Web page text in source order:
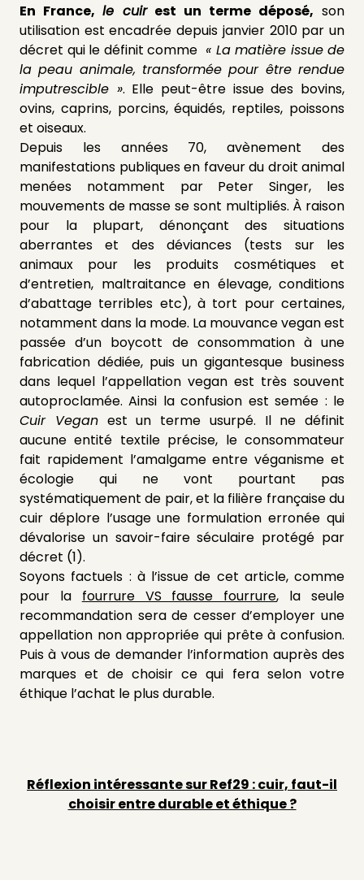
En France, le cuirest un terme déposé, son
utilisation est encadrée depuis janvier 2010 par un
décret qui le définit comme « La matière issue de
la peau animale, transformée pour être rendue
imputrescible ». Elle peut-être issue des bovins,
ovins, caprins, porcins, équidés, reptiles, poissons
et oiseaux.
Depuis les années 70, avènement des
manifestations publiques en faveur du droit animal
menées notamment par Peter Singer, les
mouvements de masse se sont multipliés. À raison
pour la plupart, dénonçant des situations
aberrantes et des déviances (tests sur les
animaux pour les produits cosmétiques et
d’entretien, maltraitance en élevage, conditions
d’abattage terribles etc), à tort pour certaines,
notamment dans la mode. La mouvance vegan est
passée d’un boycott de consommation à une
fabrication dédiée, puis un gigantesque business
dans lequel l’appellation vegan est très souvent
autoproclamée. Ainsi la confusion est semée : le
Cuir Veganest un terme usurpé. Il ne définit
aucune entité textile précise, le consommateur
fait rapidement l’amalgame entre véganisme et
écologie qui ne vont pourtant pas
systématiquement de pair, et la filière française du
cuir déplore l’usage une formulation erronée qui
dévalorise un savoir-faire séculaire protégé par
décret (1).
Soyons factuels : à l’issue de cet article, comme
pour la fourrure VS fausse fourrure, la seule
recommandation sera de cesser d’employer une
appellation non appropriée qui prête à confusion.
Puis à vous de demander l’information auprès des
marques et de choisir ce qui fera selon votre
éthique l’achat le plus durable.
Réflexion intéressante sur Ref29 : cuir, faut-il
choisir entre durable et éthique ?